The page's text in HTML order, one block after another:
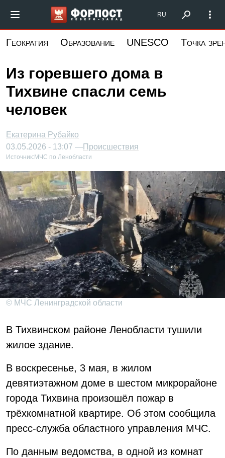
основному
Форпост Северо-Запад
RU
Геократия Образование UNESCO Точка
Из горевшего дома в
Тихвине спасли семь
человек
Екатерина Рубайко
03.05.2026 - 13:07 —Происшествия
Источник: МЧС по Ленобласти
© МЧС Ленинградской области
В Тихвинском районе Ленобласти тушили
жилое здание.
В воскресенье, 3 мая, в жилом
девятиэтажном доме в шестом микрорайоне
города Тихвина произошёл пожар в
трёхкомнатной квартире. Об этом сообщила
пресс-служба областного управления МЧС.
По данным ведомства, в одной из комнат